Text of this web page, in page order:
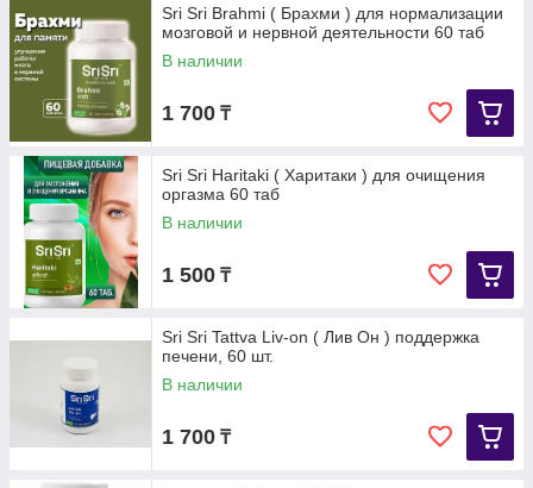
Sri Sri Brahmi ( Брахми ) для нормализации
мозговой и нервной деятельности 60 таб
В наличии
1 700 ₸
Sri Sri Haritaki ( Харитаки ) для очищения
оргазма 60 таб
В наличии
1 500 ₸
Sri Sri Tattva Liv-on ( Лив Он ) поддержка
печени, 60 шт.
В наличии
1 700 ₸